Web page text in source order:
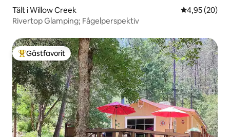
Tält i Willow Creek 4,95 av 5 i
4,95 (20)
Rivertop Glamping; Fågelperspektiv
Populär gästfavorit
Gästfavorit